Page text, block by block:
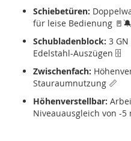
Schiebetüren:
für leise Bedienung 🚪🔕
Schubladenblock: 3
Edelstahl-Auszügen 🗄
Zwischenfach:
Stauraumnutzung 📏
Höhenverstellbar:
Niveauausgleich von -